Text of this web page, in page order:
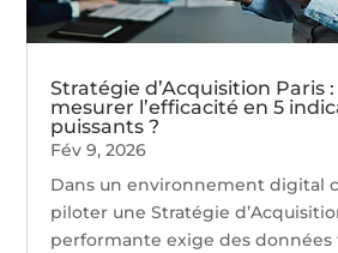
Stratégie d’Acquisition Paris
mesurer l’efficacité en 5
puissants ?
Fév 9, 2026
Dans un environnement digital
piloter une Stratégie
performante exige des données